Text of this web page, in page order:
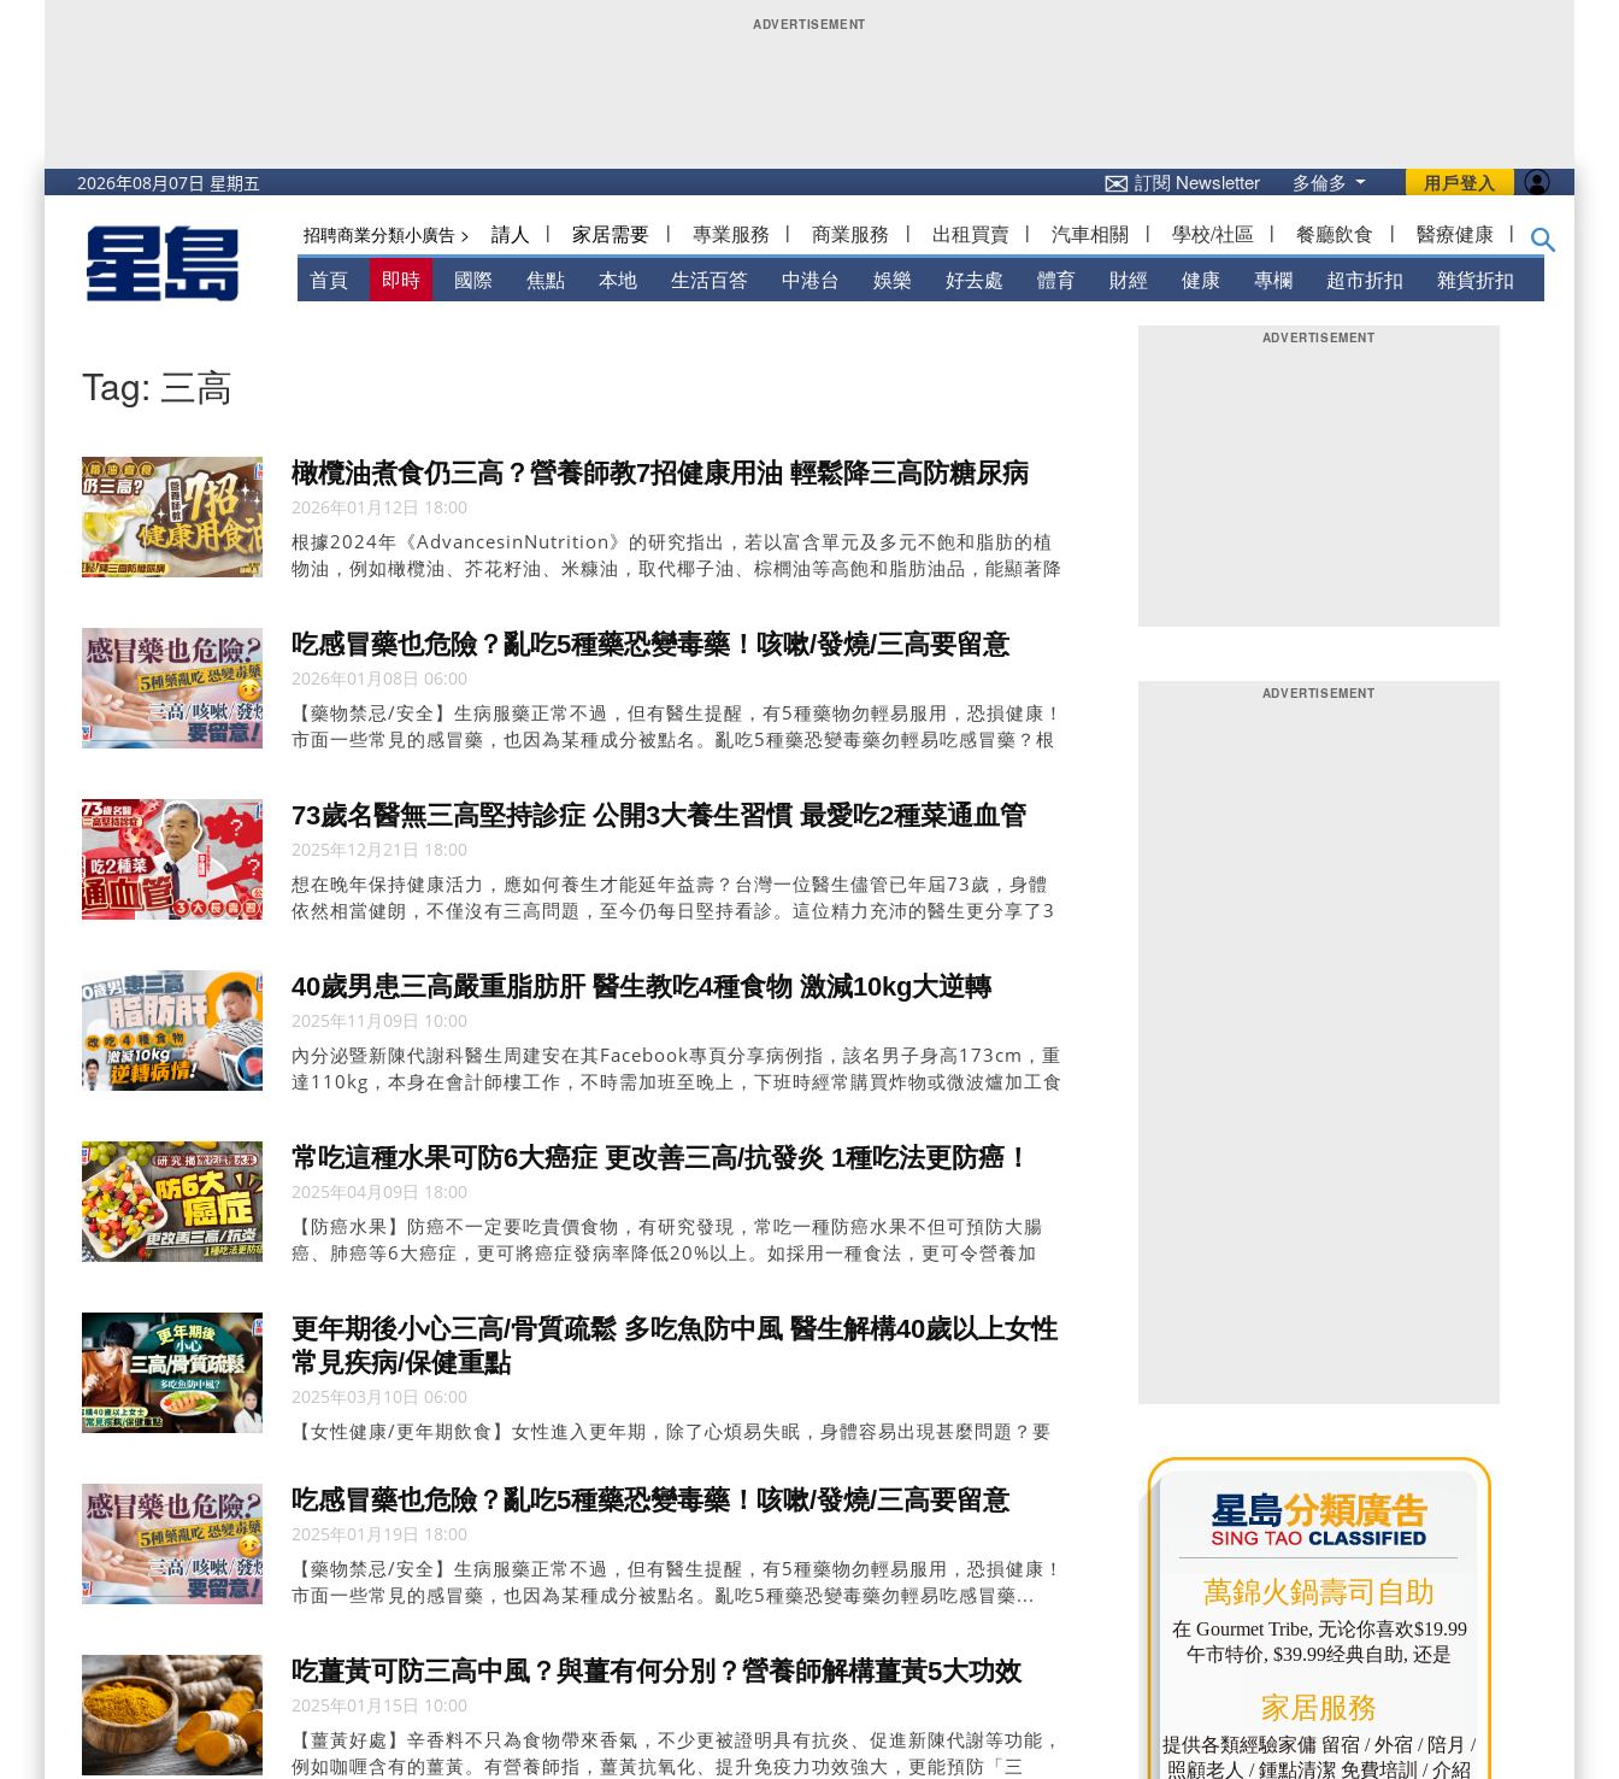
用戶登入
✉訂閱 Newsletter 多倫多
招聘商業分類小廣告 > 請人 | 家居需要 | 專業服務 | 商業服務 | 出租買賣 | 汽車相關 | 學校/社區 | 餐廳飲食 | 醫療健康 |
首頁 即時 國際 焦點 本地 生活百答 中港台 娛樂 好去處 體育 財經 健康 專欄 超市折扣 雜貨折扣
Tag: 三高
橄欖油煮食仍三高？營養師教7招健康用油 輕鬆降三高防糖尿病
2026年01月12日 18:00
根據2024年《AdvancesinNutrition》的研究指出，若以富含單元及多元不飽和脂肪的植
物油，例如橄欖油、芥花籽油、米糠油，取代椰子油、棕櫚油等高飽和脂肪油品，能顯著降
吃感冒藥也危險？亂吃5種藥恐變毒藥！咳嗽/發燒/三高要留意
2026年01月08日 06:00
【藥物禁忌/安全】生病服藥正常不過，但有醫生提醒，有5種藥物勿輕易服用，恐損健康！
市面一些常見的感冒藥，也因為某種成分被點名。亂吃5種藥恐變毒藥勿輕易吃感冒藥？根
73歲名醫無三高堅持診症 公開3大養生習慣 最愛吃2種菜通血管
2025年12月21日 18:00
想在晚年保持健康活力，應如何養生才能延年益壽？台灣一位醫生儘管已年屆73歲，身體
依然相當健朗，不僅沒有三高問題，至今仍每日堅持看診。這位精力充沛的醫生更分享了3
40歲男患三高嚴重脂肪肝 醫生教吃4種食物 激減10kg大逆轉
2025年11月09日 10:00
內分泌暨新陳代謝科醫生周建安在其Facebook專頁分享病例指，該名男子身高173cm，重
達110kg，本身在會計師樓工作，不時需加班至晚上，下班時經常購買炸物或微波爐加工食
常吃這種水果可防6大癌症 更改善三高/抗發炎 1種吃法更防癌！
2025年04月09日 18:00
【防癌水果】防癌不一定要吃貴價食物，有研究發現，常吃一種防癌水果不但可預防大腸
癌、肺癌等6大癌症，更可將癌症發病率降低20%以上。如採用一種食法，更可令營養加
更年期後小心三高/骨質疏鬆 多吃魚防中風 醫生解構40歲以上女性
常見疾病/保健重點
2025年03月10日 06:00
【女性健康/更年期飲食】女性進入更年期，除了心煩易失眠，身體容易出現甚麼問題？要
齡...
吃感冒藥也危險？亂吃5種藥恐變毒藥！咳嗽/發燒/三高要留意
2025年01月19日 18:00
【藥物禁忌/安全】生病服藥正常不過，但有醫生提醒，有5種藥物勿輕易服用，恐損健康！
市面一些常見的感冒藥，也因為某種成分被點名。亂吃5種藥恐變毒藥勿輕易吃感冒藥...
吃薑黃可防三高中風？與薑有何分別？營養師解構薑黃5大功效
2025年01月15日 10:00
【薑黃好處】辛香料不只為食物帶來香氣，不少更被證明具有抗炎、促進新陳代謝等功能，
例如咖喱含有的薑黃。有營養師指，薑黃抗氧化、提升免疫力功效強大，更能預防「三